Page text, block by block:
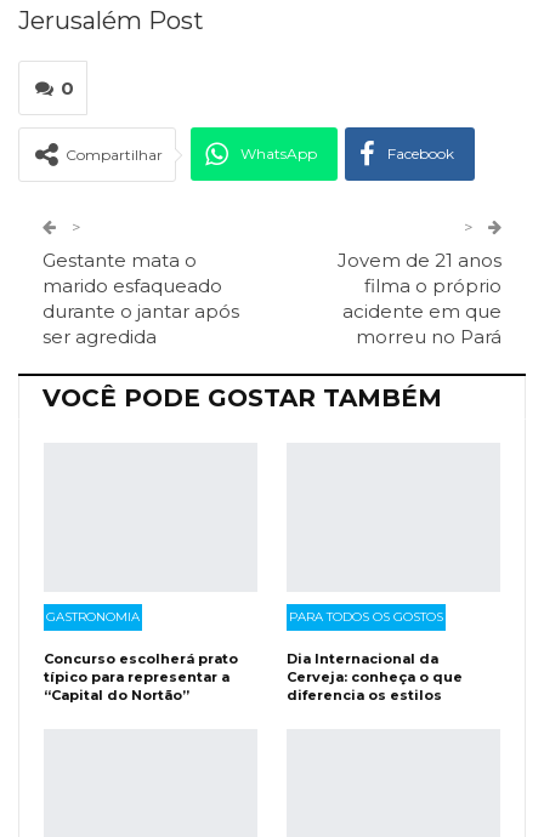
Jerusalém Post
0
Compartilhar WhatsApp Facebook
ReddIt Pinterest Telegram
Facebook Messenger O email
>
Gestante mata o
marido esfaqueado
durante o jantar após
ser agredida
>
Jovem de 21 anos
filma o próprio
acidente em que
morreu no Pará
VOCÊ PODE GOSTAR TAMBÉM
GASTRONOMIA
Concurso escolherá prato
típico para representar a
“Capital do Nortão”
PARA TODOS OS GOSTOS
Dia Internacional da
Cerveja: conheça o que
diferencia os estilos